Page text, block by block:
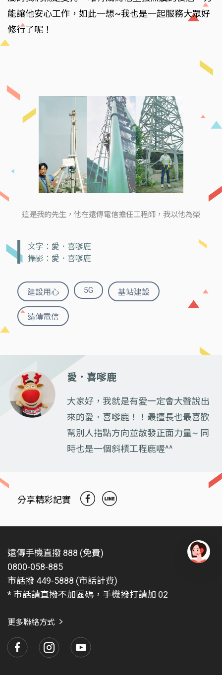
能讓他安心工作，如此一想~我也是一起服務大眾好
修行了呢！
這是我的先生，他在遠傳電信擔任工程師，我以他為榮
文字：愛．喜嗲鹿
攝影：愛．喜嗲鹿
建設用心 5G 基站建設
遠傳電信
愛．喜嗲鹿
大家好，我就是有愛一定會大聲說出
來的愛．喜嗲鹿！！最擅長也最喜歡
幫別人指點方向並散發正面力量~ 同
時也是一個斜槓工程鹿喔^^
分享精彩記實
遠傳手機直撥 888 (免費)
0800-058-885
市話撥 449-5888 (市話計費)
* 市話請直撥不加區碼，手機撥打請加 02
更多聯絡方式